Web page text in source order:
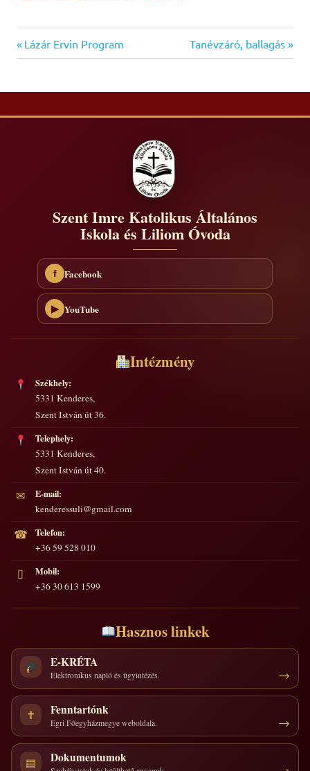
Bejegyzés
Previous
Post:
Lázár Ervin Program
Next
Post:
Tanévzáró, ballagás
Szent Imre Katolikus Általános
Iskola és Liliom Óvoda
f Facebook
▶ YouTube
Intézmény
Székhely:
5331 Kenderes,
Szent István út 36.
Telephely:
5331 Kenderes,
Szent István út 40.
✉
E-mail:
kenderessuli@gmail.com
☎
Telefon:
+36 59 528 010
▯
Mobil:
+36 30 613 1599
Hasznos linkek
E-KRÉTA
Elektronikus napló és ügyintézés.
✝ Fenntartónk
Egri Főegyházmegye weboldala.
▤ Dokumentumok